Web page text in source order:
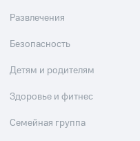
Развлечения
Безопасность
Детям и родителям
Здоровье и фитнес
Семейная группа